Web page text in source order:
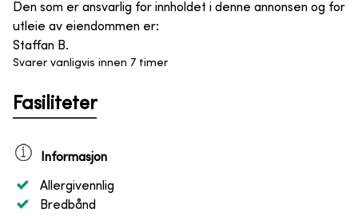
Den som er ansvarlig for innholdet i denne annonsen og for
utleie av eiendommen er:
Staffan B.
Svarer vanligvis innen 7 timer
Fasiliteter
Informasjon
Allergivennlig
Bredbånd